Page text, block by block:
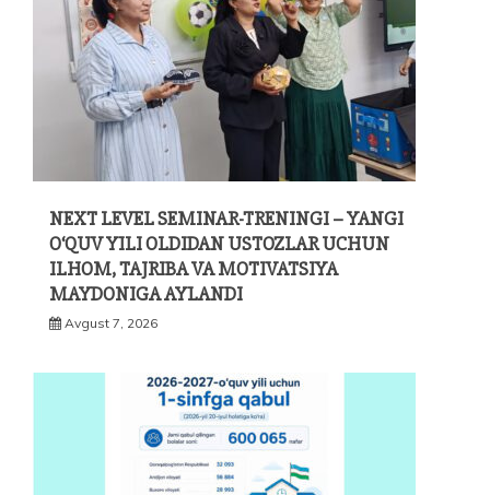
NEXT LEVEL SEMINAR-TRENINGI – YANGI
O‘QUV YILI OLDIDAN USTOZLAR UCHUN
ILHOM, TAJRIBA VA MOTIVATSIYA
MAYDONIGA AYLANDI
Avgust 7, 2026